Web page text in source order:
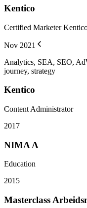
Kentico
Certified Marketer
Nov 2021
Analytics, SEA, SEO,
journey, strategy
Kentico
Content Administrator
2017
NIMA A
Education
2015
Masterclass